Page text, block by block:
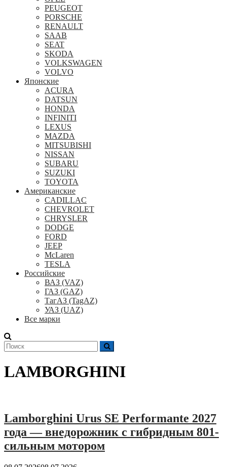
PEUGEOT
PORSCHE
RENAULT
SAAB
SEAT
SKODA
VOLKSWAGEN
VOLVO
Японские
ACURA
DATSUN
HONDA
INFINITI
LEXUS
MAZDA
MITSUBISHI
NISSAN
SUBARU
SUZUKI
TOYOTA
Американские
CADILLAC
CHEVROLET
CHRYSLER
DODGE
FORD
JEEP
McLaren
TESLA
Российские
ВАЗ (VAZ)
ГАЗ (GAZ)
ТагАЗ (TagAZ)
УАЗ (UAZ)
Все марки
Поиск
для:
LAMBORGHINI
Lamborghini Urus SE Performante 2027
года — внедорожник с гибридным 801-
сильным мотором